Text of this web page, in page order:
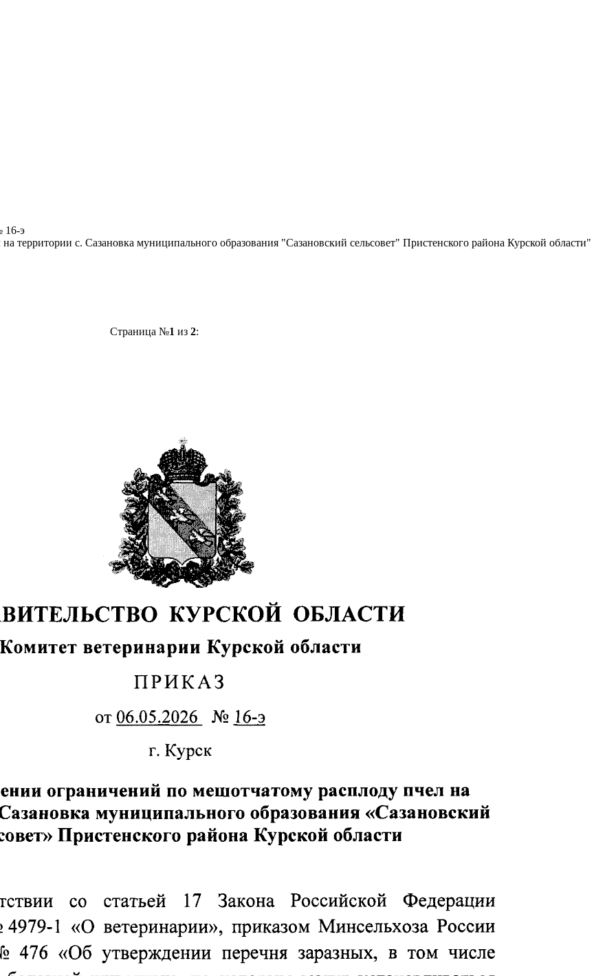
16-э
территории с. Сазановка муниципального образования "Сазановский сельсовет" Пристенского района Курской области"
Страница №1 из 2: